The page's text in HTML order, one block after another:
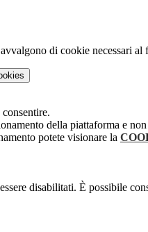
di cookie necessari
della piattaforma e
potete visionare la
disabilitati. È possibile